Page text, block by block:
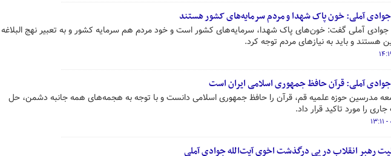
جوادی آملی: خون پاک شهدا و مردم سرمایه‌های کشور هستند
جوادی آملی گفت: خون‌های پاک شهدا، سرمایه‌های کشور است و خود مردم هم سرمایه کشور و به تعبیر نهج البلاغه
هستند و باید به نیازهای مردم توجه کرد.
جوادی آملی: قرآن حافظ جمهوری اسلامی ایران است
مدرسین حوزه علمیه قم، قرآن را حافظ جمهوری اسلامی دانست و با توجه به هجمه‌های همه جانبه دشمن، حل
را مورد تاکید قرار داد.
رهبر انقلاب در پی درگذشت اخوی آیت‌الله جوادی آملی